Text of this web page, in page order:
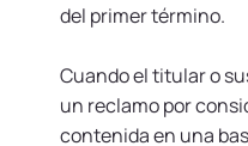
del primer término.
Cuando el titular o
un reclamo por
contenida en una